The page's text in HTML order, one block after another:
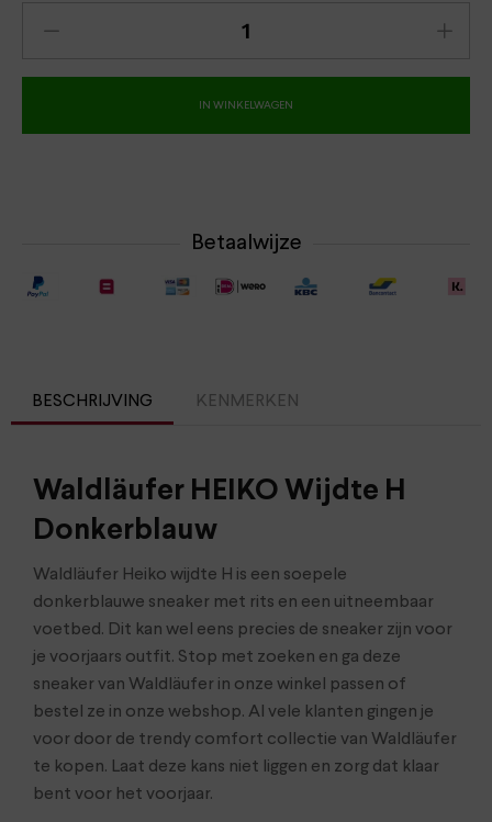
IN WINKELWAGEN
Betaalwijze
BESCHRIJVING KENMERKEN
Waldläufer HEIKO Wijdte H
Donkerblauw
Waldläufer Heiko wijdte H is een soepele
donkerblauwe sneaker met rits en een uitneembaar
voetbed. Dit kan wel eens precies de sneaker zijn voor
je voorjaars outfit. Stop met zoeken en ga deze
sneaker van Waldläufer in onze winkel passen of
bestel ze in onze webshop. Al vele klanten gingen je
voor door de trendy comfort collectie van Waldläufer
te kopen. Laat deze kans niet liggen en zorg dat klaar
bent voor het voorjaar.